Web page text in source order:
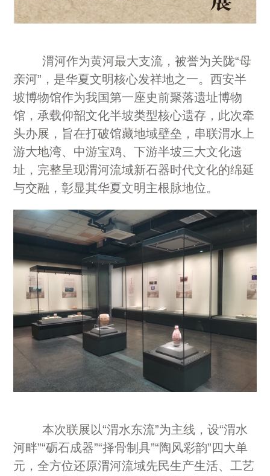
渭河作为黄河最大支流，被誉为关陇“母
亲河”，是华夏文明核心发祥地之一。西安半
坡博物馆作为我国第一座史前聚落遗址博物
馆，承载仰韶文化半坡类型核心遗存，此次牵
头办展，旨在打破馆藏地域壁垒，串联渭水上
游大地湾、中游宝鸡、下游半坡三大文化遗
址，完整呈现渭河流域新石器时代文化的绵延
与交融，彰显其华夏文明主根脉地位。
本次联展以“渭水东流”为主线，设“渭水
河畔”“砺石成器”“择骨制具”“陶风彩韵”四大单
元，全方位还原渭河流域先民生产生活、工艺